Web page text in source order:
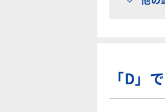
「D」